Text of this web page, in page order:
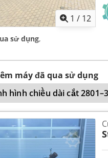
1 / 12
sử dụng,
máy đã qua sử dụng
hình chiều dài cắt